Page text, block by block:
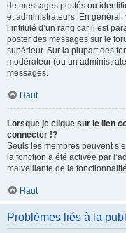
de messages postés ou
et administrateurs. En
l’intitulé d’un rang car il est
poster des messages sur le
supérieur. Sur la plupart des
modérateur (ou un
messages.
Haut
Lorsque je clique sur le lien
connecter !?
Seuls les membres peuvent
la fonction a été activée par
malveillante de la
Haut
Problèmes liés à la